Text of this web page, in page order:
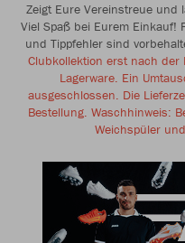
Zeigt Eure Vereinstreue und
Viel Spaß bei Eurem Einkauf!
und Tippfehler sind
Clubkollektion erst nach
Lagerware. Ein
ausgeschlossen. Die
Bestellung. Waschhinweis:
Weichspüler